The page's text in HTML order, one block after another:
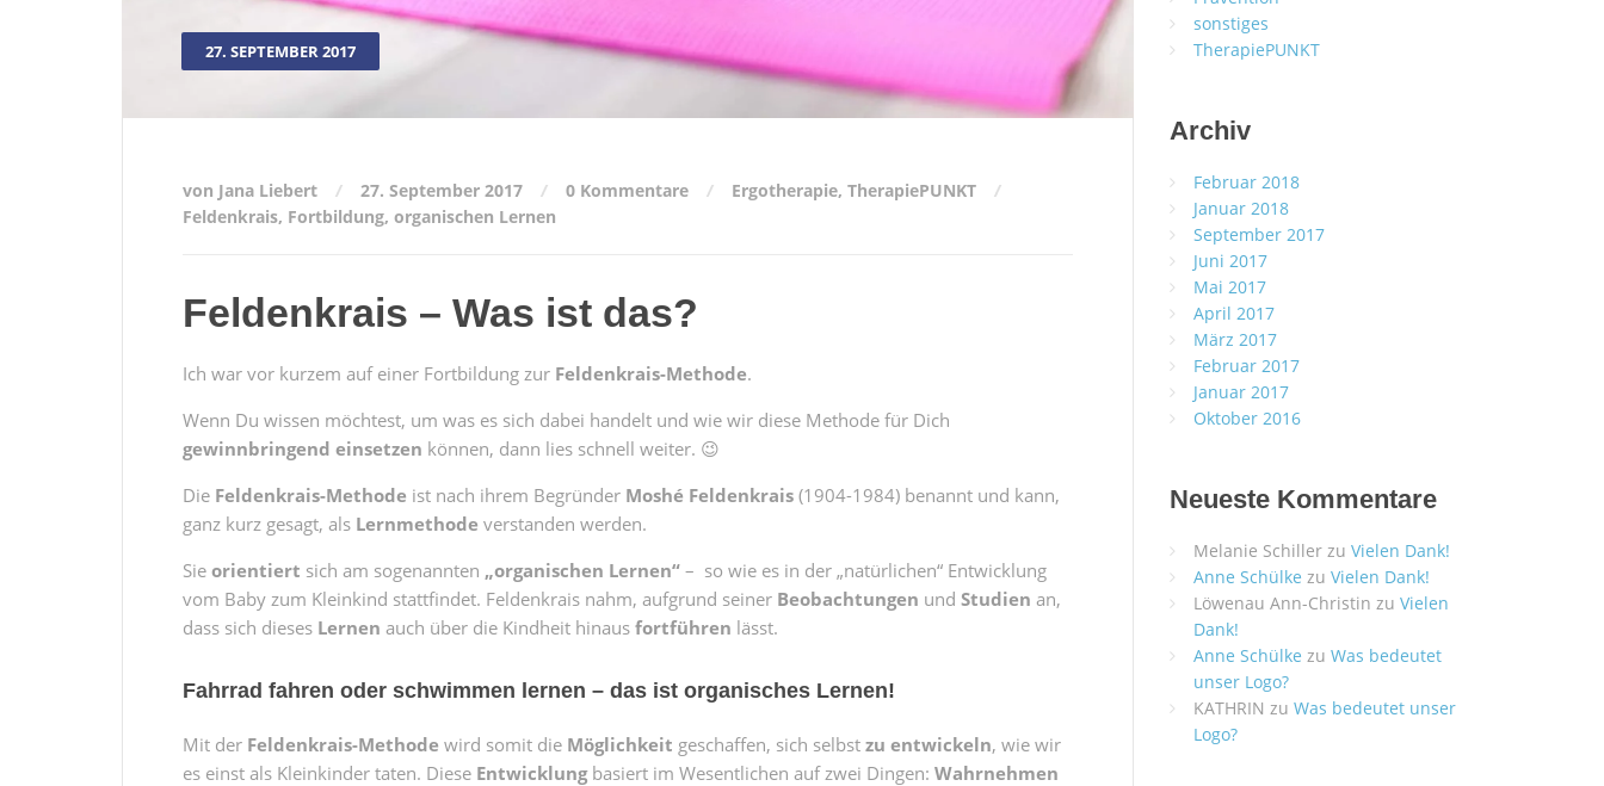
27. SEPTEMBER 2017
von Jana Liebert 27. September 2017 0 Kommentare Ergotherapie, TherapiePUNKT
Feldenkrais, Fortbildung, organischen Lernen
Feldenkrais – Was ist das?
Ich war vor kurzem auf einer Fortbildung zur Feldenkrais-Methode.
Wenn Du wissen möchtest, um was es sich dabei handelt und wie wir diese Methode für Dich
gewinnbringend einsetzen können, dann lies schnell weiter. 😉
Die Feldenkrais-Methode ist nach ihrem Begründer Moshé Feldenkrais (1904-1984) benannt und kann,
ganz kurz gesagt, als Lernmethode verstanden werden.
Sie orientiert sich am sogenannten „organischen Lernen“ – so wie es in der „natürlichen“ Entwicklung
vom Baby zum Kleinkind stattfindet. Feldenkrais nahm, aufgrund seiner Beobachtungen und Studien an,
dass sich dieses Lernen auch über die Kindheit hinaus fortführen lässt.
Fahrrad fahren oder schwimmen lernen – das ist organisches Lernen!
Mit der Feldenkrais-Methode wird somit die Möglichkeit geschaffen, sich selbst zu entwickeln, wie wir
es einst als Kleinkinder taten. Diese Entwicklungbasiert im Wesentlichen auf zwei Dingen: Wahrnehmen
sonstiges
TherapiePUNKT
Archiv
Februar 2018
Januar 2018
September 2017
Juni 2017
Mai 2017
April 2017
März 2017
Februar 2017
Januar 2017
Oktober 2016
Neueste Kommentare
Melanie Schillerzu Vielen Dank!
Anne Schülke zu Vielen Dank!
Löwenau Ann-Christin zu Vielen
Dank!
Anne Schülke zu Was bedeutet
unser Logo?
KATHRIN zu Was bedeutet unser
Logo?